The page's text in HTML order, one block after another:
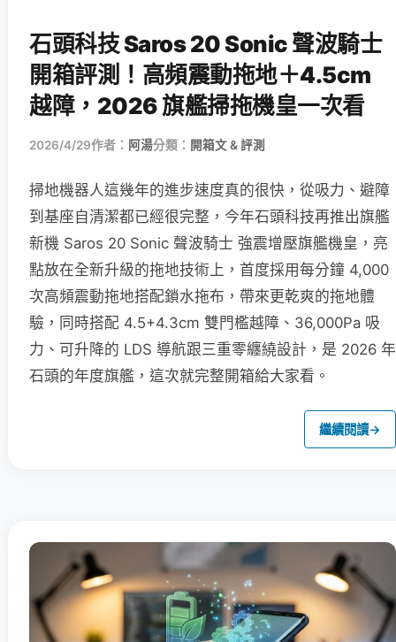
石頭科技 Saros 20 Sonic 聲波騎士
開箱評測！高頻震動拖地＋4.5cm
越障，2026 旗艦掃拖機皇一次看
2026/4/29作者： 阿湯分類： 開箱文 & 評測
掃地機器人這幾年的進步速度真的很快，從吸力、避障
到基座自清潔都已經很完整，今年石頭科技再推出旗艦
新機 Saros 20 Sonic 聲波騎士 強震增壓旗艦機皇，亮
點放在全新升級的拖地技術上，首度採用每分鐘 4,000
次高頻震動拖地搭配鎖水拖布，帶來更乾爽的拖地體
驗，同時搭配 4.5+4.3cm 雙門檻越障、36,000Pa 吸
力、可升降的 LDS 導航跟三重零纏繞設計，是 2026 年
石頭的年度旗艦，這次就完整開箱給大家看。
繼續閱讀→